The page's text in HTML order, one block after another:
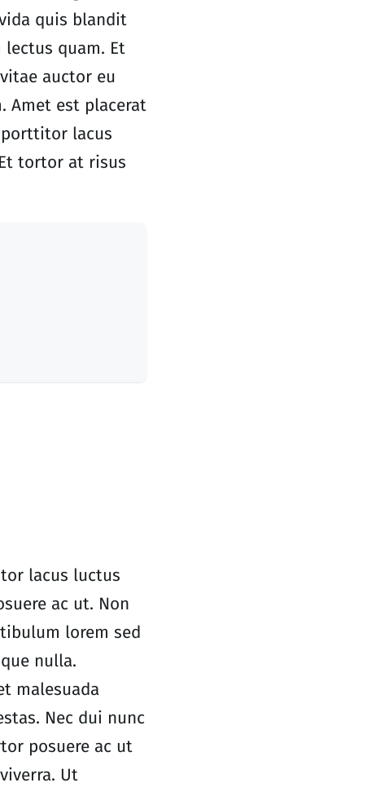
quis blandit
quam. Et
auctor eu
Amet est placerat
lacus
tortor at risus
lacus luctus
ac ut. Non
lorem sed
nulla.
malesuada
Nec dui nunc
posuere ac ut
Ut